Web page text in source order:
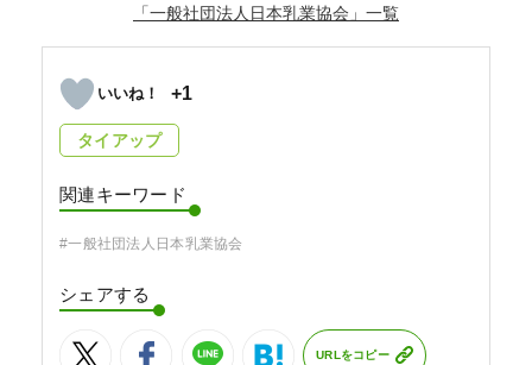
「一般社団法人日本乳業協会」
+1
タイアップ
関連キーワード
#一般社団法人日本乳業協会
シェアする
URLをコピー